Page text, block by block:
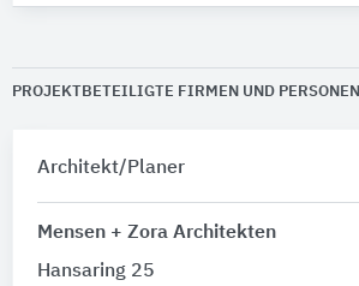
PROJEKTBETEILIGTE FIRMEN UND PERSONEN
Architekt/Planer
Mensen + Zora Architekten
Hansaring 25